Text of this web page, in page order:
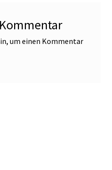
um einen Kommentar